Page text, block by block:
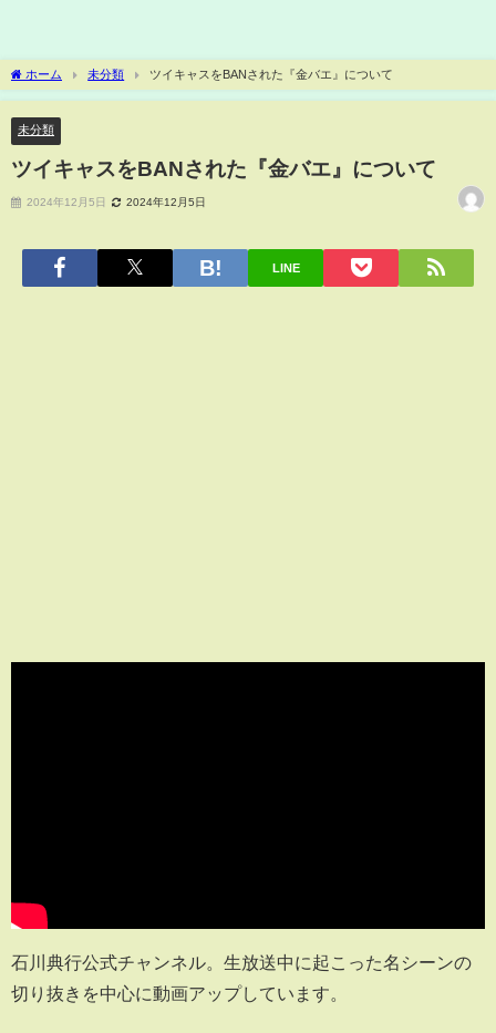
ホーム 未分類 ツイキャスをBANされた『金バエ』について
未分類
ツイキャスをBANされた『金バエ』について
2024年12月5日 2024年12月5日
LINE
石川典行公式チャンネル。生放送中に起こった名シーンの
切り抜きを中心に動画アップしています。